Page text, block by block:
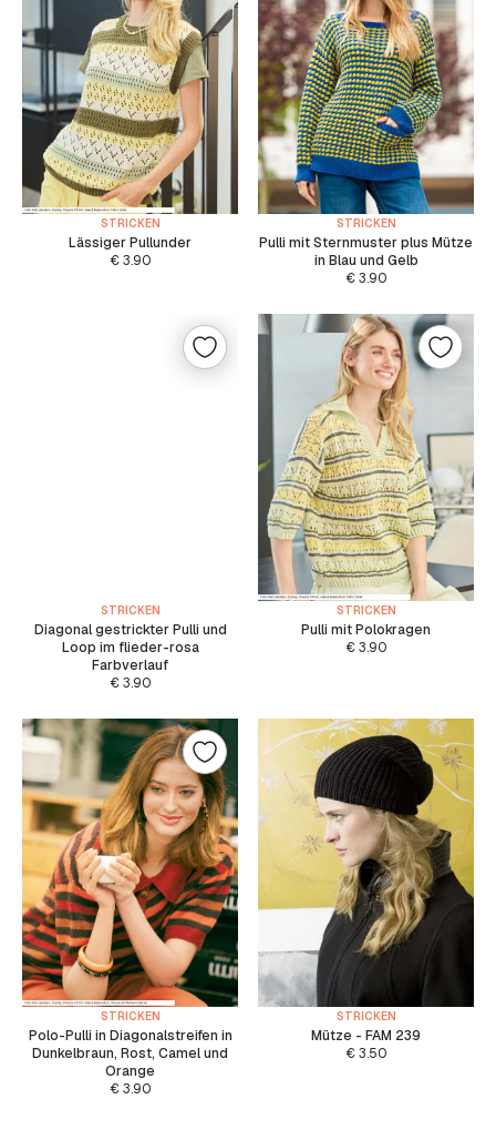
STRICKEN
Lässiger Pullunder
€3.90
STRICKEN
Pulli mit Sternmuster plus Mütze
in Blau und Gelb
€3.90
STRICKEN
Diagonal gestrickter Pulli und
Loop im flieder-rosa
Farbverlauf
€3.90
STRICKEN
Pulli mit Polokragen
€3.90
STRICKEN
Polo-Pulli in Diagonalstreifen in
Dunkelbraun, Rost, Camel und
Orange
€3.90
STRICKEN
Mütze - FAM 239
€3.50